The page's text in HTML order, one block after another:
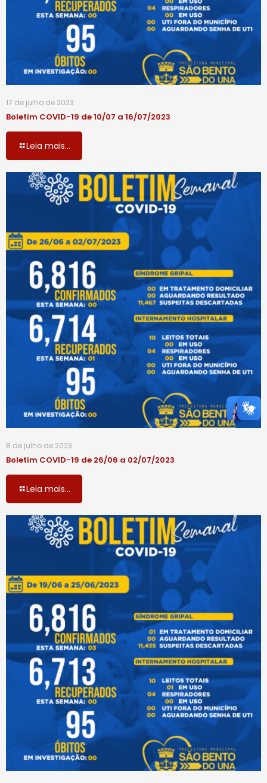
17 de julho de 2023
Boletim COVID-19 de 10/07 a 16/07/2023
Leia mais...
8 de julho de 2023
Boletim COVID-19 de 26/06 a 02/07/2023
Leia mais...